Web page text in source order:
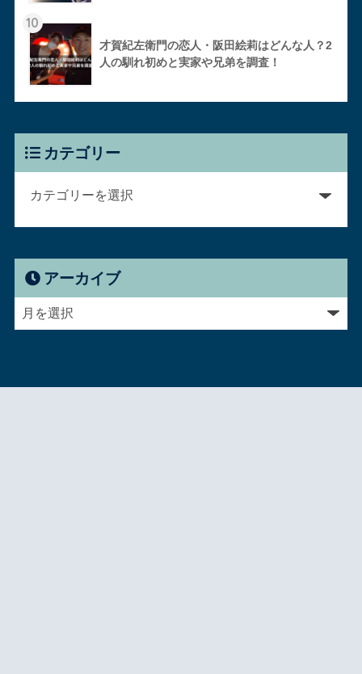
10
才賀紀左衛門の恋人・阪田絵莉はどんな人？2
人の馴れ初めと実家や兄弟を調査！
カテゴリー
アーカイブ